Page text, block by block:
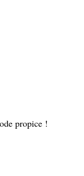
propice !